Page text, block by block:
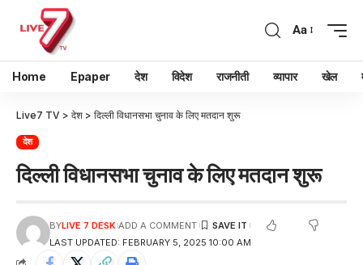
Aa
Home Epaper देश विदेश राजनीती व्यापार खेल
Live7 TV > देश > दिल्ली विधानसभा चुनाव के लिए मतदान शुरू
देश
दिल्ली विधानसभा चुनाव के लिए मतदान शुरू
LAST UPDATED: FEBRUARY 5, 2025 10:00 AM
BYLIVE 7 DESK ADD A COMMENT